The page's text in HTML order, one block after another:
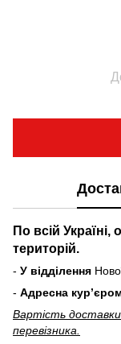
По всій
територій.
- У відділення
- Адресна
Вартість
перевізника.